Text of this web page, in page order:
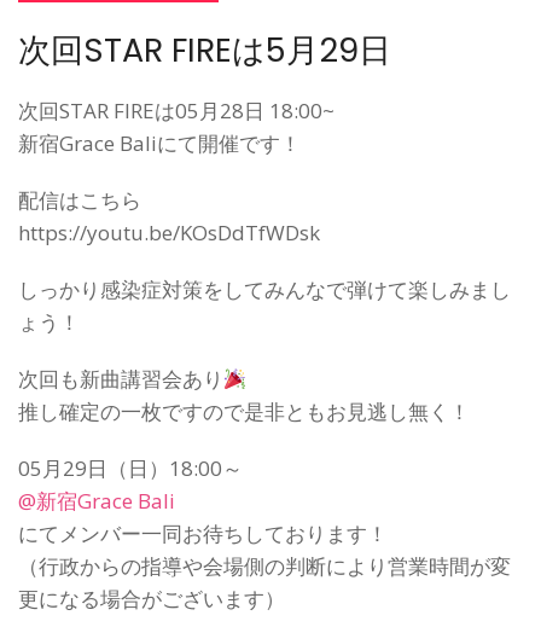
次回STAR FIREは5月29日
次回STAR FIREは05月28日 18:00~
新宿Grace Baliにて開催です！
配信はこちら
https://youtu.be/KOsDdTfWDsk
しっかり感染症対策をしてみんなで弾けて楽しみまし
ょう！
次回も新曲講習会あり
推し確定の一枚ですので是非ともお見逃し無く！
05月29日（日）18:00～
@新宿Grace Bali
にてメンバー一同お待ちしております！
（行政からの指導や会場側の判断により営業時間が変
更になる場合がございます）